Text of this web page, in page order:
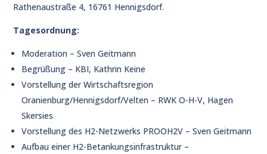
Rathenaustraße 4, 16761 Hennigsdorf.
Tagesordnung:
Moderation – Sven Geitmann
Begrüßung – KBI, Kathrin Keine
Vorstellung der Wirtschaftsregion
Oranienburg/Hennigsdorf/Velten – RWK O-H-V, Hagen
Skersies
Vorstellung des H2-Netzwerks PROOH2V – Sven Geitmann
Aufbau einer H2-Betankungsinfrastruktur –